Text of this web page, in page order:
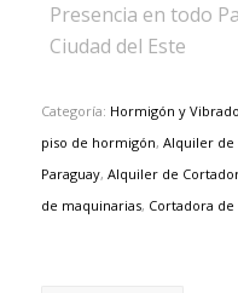
Presencia en todo
Ciudad del Este
Categoría: Hormigón y Vibrado
piso de hormigón, Alquiler de
Paraguay, Alquiler de
de maquinarias, Cortadora de